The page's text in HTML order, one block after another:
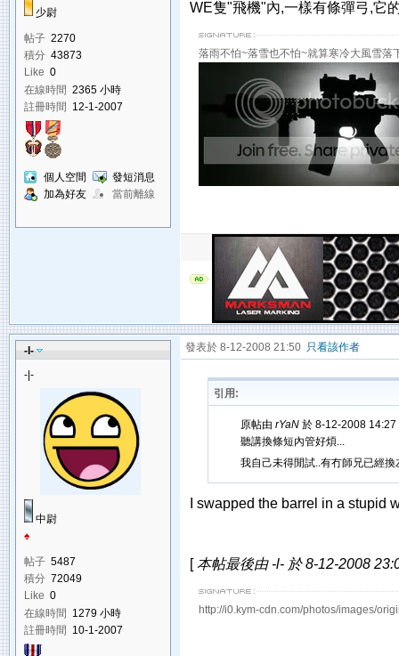
少尉
帖子 2270
積分 43873
Like 0
在線時間 2365 小時
註冊時間 12-1-2007
個人空間
發短消息
加為好友
當前離線
WE隻"飛機"內,一樣有條彈弓,它
落雨不怕~落雪也不怕~就算寒冷大風雪落
-l-
-|-
中尉
♠
帖子 5487
積分 72049
Like 0
在線時間 1279 小時
註冊時間 10-1-2007
發表於 8-12-2008 21:50 只看該作者
引用:
原帖由 rYaN於 8-12-2008
聽講換條短內管好煩...
我自己未得閒試..有冇師兄已經換
I swapped the barrel in a stupid
[本帖最後由 -l- 於 8-12-2008
http://i0.kym-cdn.com/photos/images/